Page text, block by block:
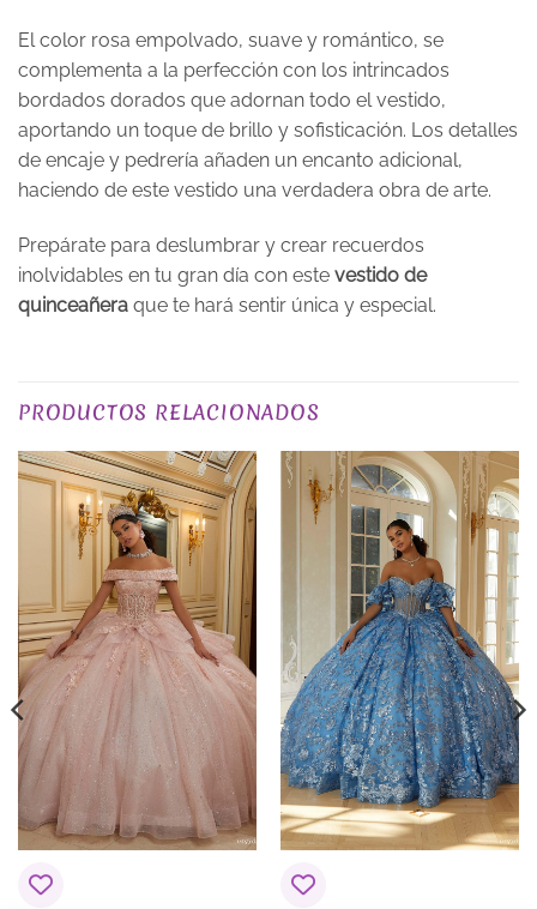
El color rosa empolvado, suave y romántico, se
complementa a la perfección con los intrincados
bordados dorados que adornan todo el vestido,
aportando un toque de brillo y sofisticación. Los detalles
de encaje y pedrería añaden un encanto adicional,
haciendo de este vestido una verdadera obra de arte.
Prepárate para deslumbrar y crear recuerdos
inolvidables en tu gran día con este vestido de
quinceañera que te hará sentir única y especial.
COLOR Rosas
PLAZO DE ENTREGA Plazo de Entrega: 120 días
No hay valoraciones aún.
Sé el primero en valorar “Vestido de 15 años
Antonina Rosa”
Tu puntuación*
Tu valoración *
PRODUCTOS RELACIONADOS